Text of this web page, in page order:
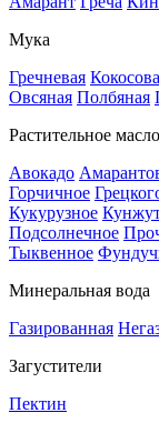
Мука
Гречневая
Овсяная Полбяная
Растительное масло
Авокадо
Горчичное
Кукурузное
Подсолнечное
Тыквенное
Минеральная вода
Газированная
Загустители
Пектин